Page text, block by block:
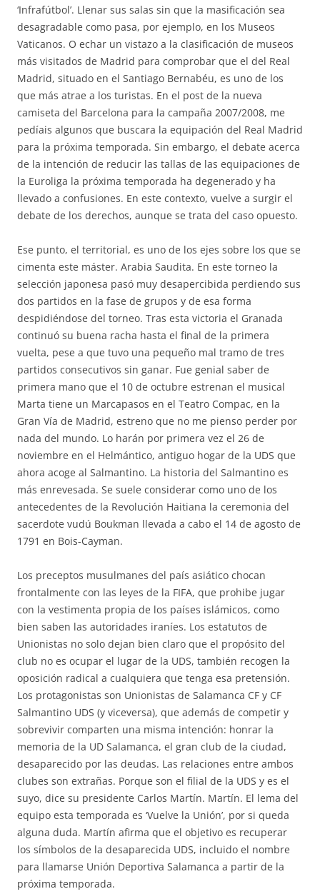
‘Infrafútbol’. Llenar sus salas sin que la masificación sea
desagradable como pasa, por ejemplo, en los Museos
Vaticanos. O echar un vistazo a la clasificación de museos
más visitados de Madrid para comprobar que el del Real
Madrid, situado en el Santiago Bernabéu, es uno de los
que más atrae a los turistas. En el post de la nueva
camiseta del Barcelona para la campaña 2007/2008, me
pedíais algunos que buscara la equipación del Real Madrid
para la próxima temporada. Sin embargo, el debate acerca
de la intención de reducir las tallas de las equipaciones de
la Euroliga la próxima temporada ha degenerado y ha
llevado a confusiones. En este contexto, vuelve a surgir el
debate de los derechos, aunque se trata del caso opuesto.
Ese punto, el territorial, es uno de los ejes sobre los que se
cimenta este máster. Arabia Saudita. En este torneo la
selección japonesa pasó muy desapercibida perdiendo sus
dos partidos en la fase de grupos y de esa forma
despidiéndose del torneo. Tras esta victoria el Granada
continuó su buena racha hasta el final de la primera
vuelta, pese a que tuvo una pequeño mal tramo de tres
partidos consecutivos sin ganar. Fue genial saber de
primera mano que el 10 de octubre estrenan el musical
Marta tiene un Marcapasos en el Teatro Compac, en la
Gran Vía de Madrid, estreno que no me pienso perder por
nada del mundo. Lo harán por primera vez el 26 de
noviembre en el Helmántico, antiguo hogar de la UDS que
ahora acoge al Salmantino. La historia del Salmantino es
más enrevesada. Se suele considerar como uno de los
antecedentes de la Revolución Haitiana la ceremonia del
sacerdote vudú Boukman llevada a cabo el 14 de agosto de
1791 en Bois-Cayman.
Los preceptos musulmanes del país asiático chocan
frontalmente con las leyes de la FIFA, que prohibe jugar
con la vestimenta propia de los países islámicos, como
bien saben las autoridades iraníes. Los estatutos de
Unionistas no solo dejan bien claro que el propósito del
club no es ocupar el lugar de la UDS, también recogen la
oposición radical a cualquiera que tenga esa pretensión.
Los protagonistas son Unionistas de Salamanca CF y CF
Salmantino UDS (y viceversa), que además de competir y
sobrevivir comparten una misma intención: honrar la
memoria de la UD Salamanca, el gran club de la ciudad,
desaparecido por las deudas. Las relaciones entre ambos
clubes son extrañas. Porque son el filial de la UDS y es el
suyo, dice su presidente Carlos Martín. Martín. El lema del
equipo esta temporada es ‘Vuelve la Unión’, por si queda
alguna duda. Martín afirma que el objetivo es recuperar
los símbolos de la desaparecida UDS, incluido el nombre
para llamarse Unión Deportiva Salamanca a partir de la
próxima temporada.